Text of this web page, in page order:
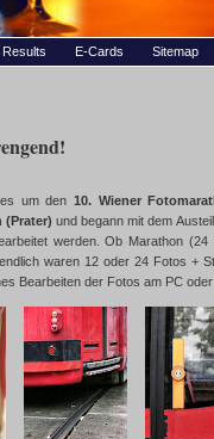
E-Cards Sitemap
um den 10. Wiener
(Prater) und begann mit dem
werden. Ob Marathon
waren 12 oder 24 Fotos +
Bearbeiten der Fotos am PC